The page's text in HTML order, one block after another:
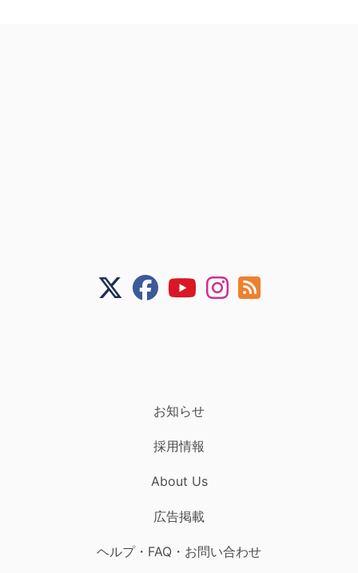
お知らせ
採用情報
About Us
広告掲載
ヘルプ・FAQ・お問い合わせ